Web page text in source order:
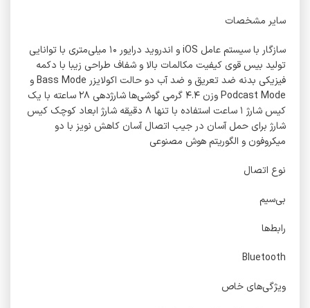
سایر مشخصات
سازگار با سیستم عامل iOS و اندروید درایور ۱۰ میلی‌متری با توانایی
تولید بیس قوی کیفیت مکالمات بالا و شفاف طراحی زیبا با دکمه
فیزیکی بدنه ضد تعریق و ضد آب دو حالت اکولایزر Bass Mode و
Podcast Mode وزن ۴.۴ گرمی گوشی‌ها شارژدهی ۲۸ ساعته با یک
کیس شارژ ۱ ساعت استفاده با تنها ۸ دقیقه شارژ ابعاد کوچک کیس
شارژ برای حمل آسان در جیب اتصال آسان کاهش نویز با دو
میکروفون و الگوریتم هوش مصنوعی
نوع اتصال
بی‌سیم
رابط‌ها
Bluetooth
ویژگی‌های خاص